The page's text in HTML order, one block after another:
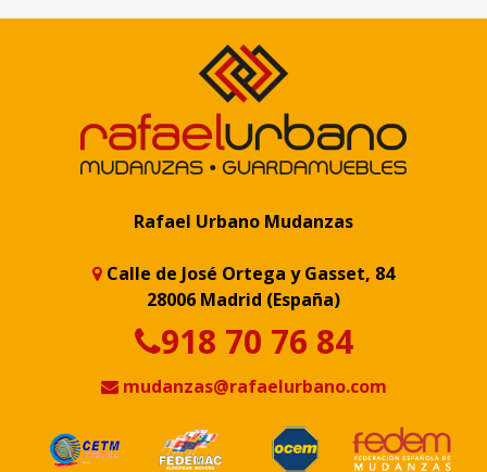
Rafael Urbano Mudanzas
Calle de José Ortega y Gasset, 84
28006 Madrid (España)
918 70 76 84
mudanzas@rafaelurbano.com